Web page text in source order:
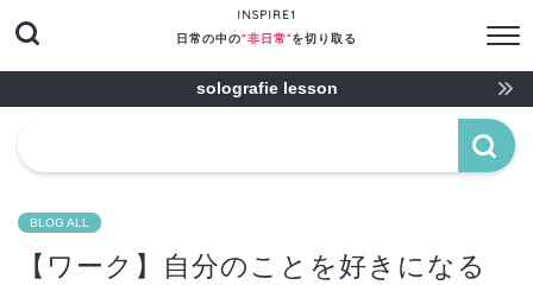
INSPIRE1
日常の中の"非日常“を切り取る
solografie lesson
BLOG ALL
【ワーク】自分のことを好きになる